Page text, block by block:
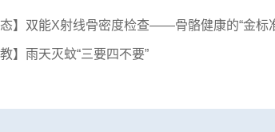
态】双能X射线骨密度检查——骨骼健康的“金标
】雨天灭蚊“三要四不要”